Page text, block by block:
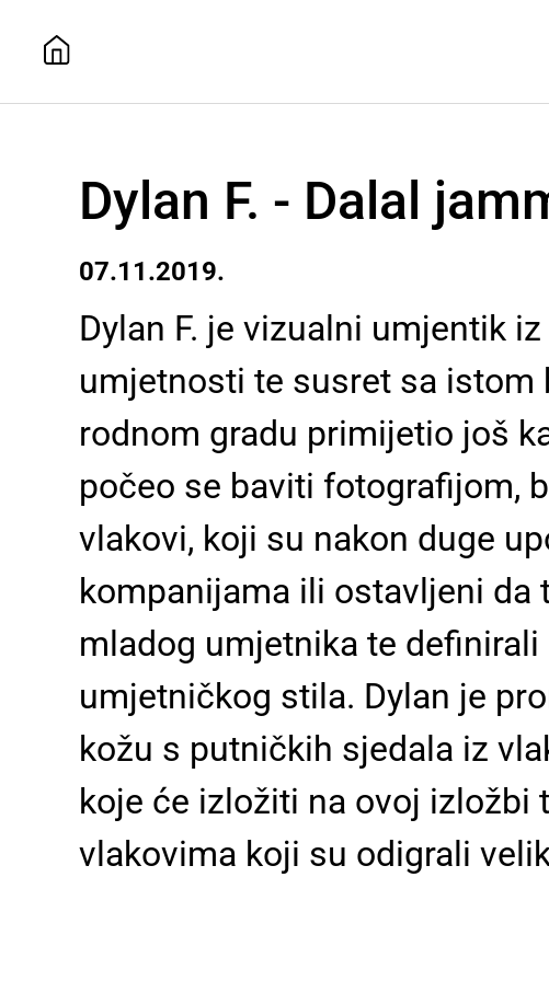
Dylan F. - Dalal
07.11.2019.
Dylan F. je vizualni umjentik
umjetnosti te susret sa
rodnom gradu primijetio još
počeo se baviti fotografijom,
vlakovi, koji su nakon duge
kompanijama ili ostavljeni da
mladog umjetnika te
umjetničkog stila. Dylan je
kožu s putničkih sjedala iz
koje će izložiti na ovoj izložbi
vlakovima koji su odigrali